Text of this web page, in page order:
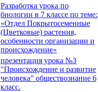
Разработка урока по
биологии в 7 классе по теме:
«Отдел Покрытосеменные
(Цветковые) растения,
особенности организации и
происхождение»
презентация урока №3
"Происхождение и развитие
человека" обществознание 6
класс.